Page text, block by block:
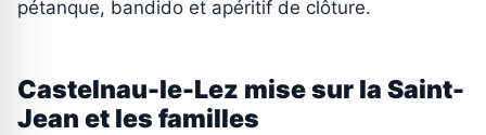
pétanque, bandido et apéritif de clôture.
Castelnau-le-Lez mise sur la Saint-
Jean et les familles